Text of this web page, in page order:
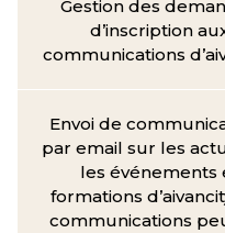
Gestion des
d’inscription
communications
Envoi de
par email sur les
les événements
formations
communications